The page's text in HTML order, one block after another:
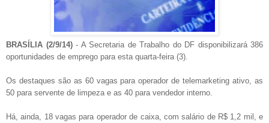
BRASÍLIA (2/9/14)- A Secretaria de Trabalho do DF disponibilizará 386
oportunidades de emprego para esta quarta-feira (3).
Os destaques são as 60 vagas para operador de telemarketing ativo, as
50 para servente de limpeza e as 40 para vendedor interno.
Há, ainda, 18 vagas para operador de caixa, com salário de R$ 1,2 mil, e